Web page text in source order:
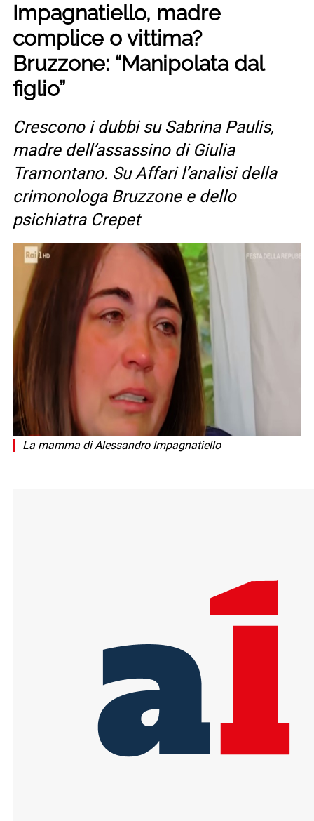
Impagnatiello, madre
complice o vittima?
Bruzzone: “Manipolata dal
figlio”
Crescono i dubbi su Sabrina Paulis,
madre dell’assassino di Giulia
Tramontano. Su Affari l’analisi della
crimonologa Bruzzone e dello
psichiatra Crepet
La mamma di Alessandro Impagnatiello